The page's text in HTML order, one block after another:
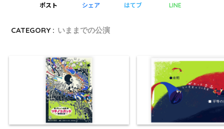
ポスト シェア はてブ LINE
CATEGORY : いままでの公演